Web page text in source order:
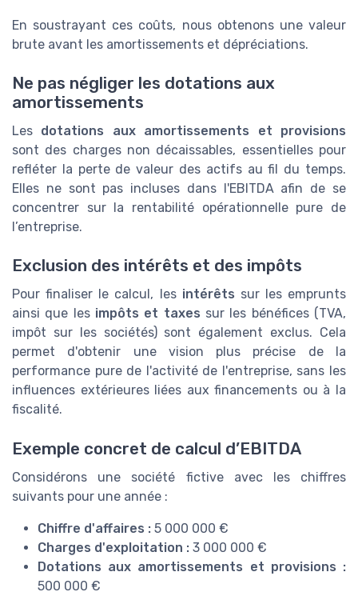
En soustrayant ces coûts, nous obtenons une valeur
brute avant les amortissements et dépréciations.
Ne pas négliger les dotations aux
amortissements
Les dotations aux amortissements et provisions
sont des charges non décaissables, essentielles pour
refléter la perte de valeur des actifs au fil du temps.
Elles ne sont pas incluses dans l'EBITDA afin de se
concentrer sur la rentabilité opérationnelle pure de
l’entreprise.
Exclusion des intérêts et des impôts
Pour finaliser le calcul, les intérêts sur les emprunts
ainsi que les impôts et taxes sur les bénéfices (TVA,
impôt sur les sociétés) sont également exclus. Cela
permet d'obtenir une vision plus précise de la
performance pure de l'activité de l'entreprise, sans les
influences extérieures liées aux financements ou à la
fiscalité.
Exemple concret de calcul d’EBITDA
Considérons une société fictive avec les chiffres
suivants pour une année :
Chiffre d'affaires : 5 000 000 €
Charges d'exploitation : 3 000 000 €
Dotations aux amortissements et provisions :
500 000 €